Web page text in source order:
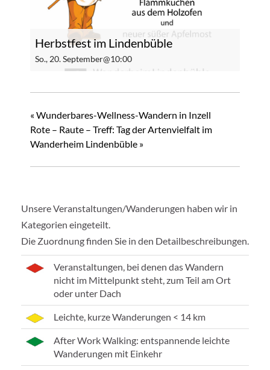
Herbstfest im Lindenbüble
So., 20. September@10:00
« Wunderbares-Wellness-Wandern in Inzell
Rote – Raute – Treff: Tag der Artenvielfalt im
Wanderheim Lindenbüble »
Unsere Veranstaltungen/Wanderungen haben wir in
Kategorien eingeteilt.
Die Zuordnung finden Sie in den Detailbeschreibungen.
Veranstaltungen, bei denen das Wandern
nicht im Mittelpunkt steht, zum Teil am Ort
oder unter Dach
Leichte, kurze Wanderungen < 14 km
After Work Walking: entspannende leichte
Wanderungen mit Einkehr